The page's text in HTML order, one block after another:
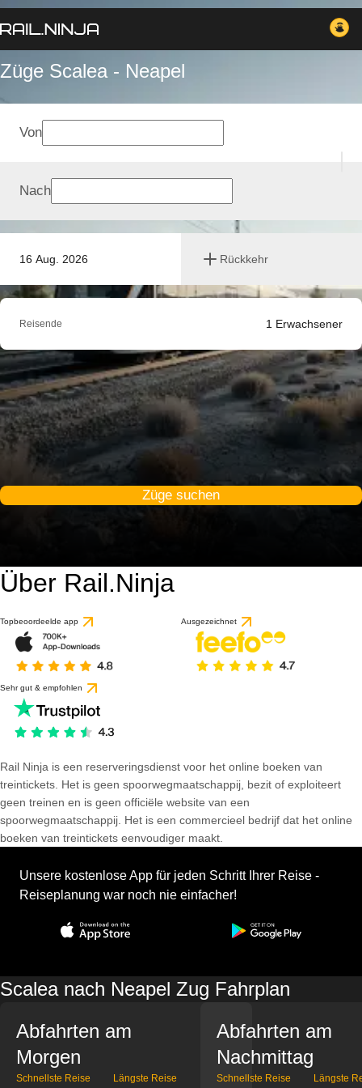
Züge Scalea - Neapel
16 Aug. 2026 Rückkehr
Von
Nach
Reisende 1 Erwachsener
Züge suchen
Über Rail.Ninja
Topbeoordeelde app Ausgezeichnet
Sehr gut & empfohlen
Rail Ninja is een reserveringsdienst voor het online boeken van
treintickets. Het is geen spoorwegmaatschappij, bezit of exploiteert
geen treinen en is geen officiële website van een
spoorwegmaatschappij. Het is een commercieel bedrijf dat het online
boeken van treintickets eenvoudiger maakt.
Unsere kostenlose App für jeden Schritt Ihrer Reise -
Reiseplanung war noch nie einfacher!
Scalea nach Neapel Zug Fahrplan
Abfahrten am
Morgen
Schnellste Reise Längste Reise
Abfahrten am
Nachmittag
Schnellste Reise Längste